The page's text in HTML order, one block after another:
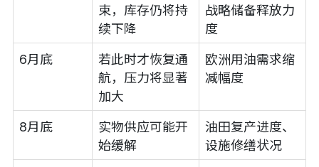
束，库存仍将持
续下降
战略储备释放力
度
6月底
若此时才恢复通
航，压力将显著
加大
欧洲用油需求缩
减幅度
8月底
实物供应可能开
始缓解
油田复产进度、
设施修缮状况